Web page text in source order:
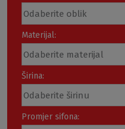
Materijal:
Širina:
Promjer sifona: